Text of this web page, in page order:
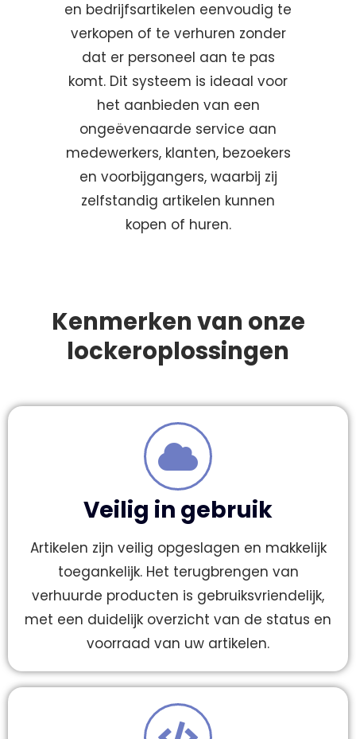
en bedrijfsartikelen eenvoudig te
verkopen of te verhuren zonder
dat er personeel aan te pas
komt. Dit systeem is ideaal voor
het aanbieden van een
ongeëvenaarde service aan
medewerkers, klanten, bezoekers
en voorbijgangers, waarbij zij
zelfstandig artikelen kunnen
kopen of huren.
Kenmerken van onze
lockeroplossingen
Veilig in gebruik
Artikelen zijn veilig opgeslagen en makkelijk
toegankelijk. Het terugbrengen van
verhuurde producten is gebruiksvriendelijk,
met een duidelijk overzicht van de status en
voorraad van uw artikelen.